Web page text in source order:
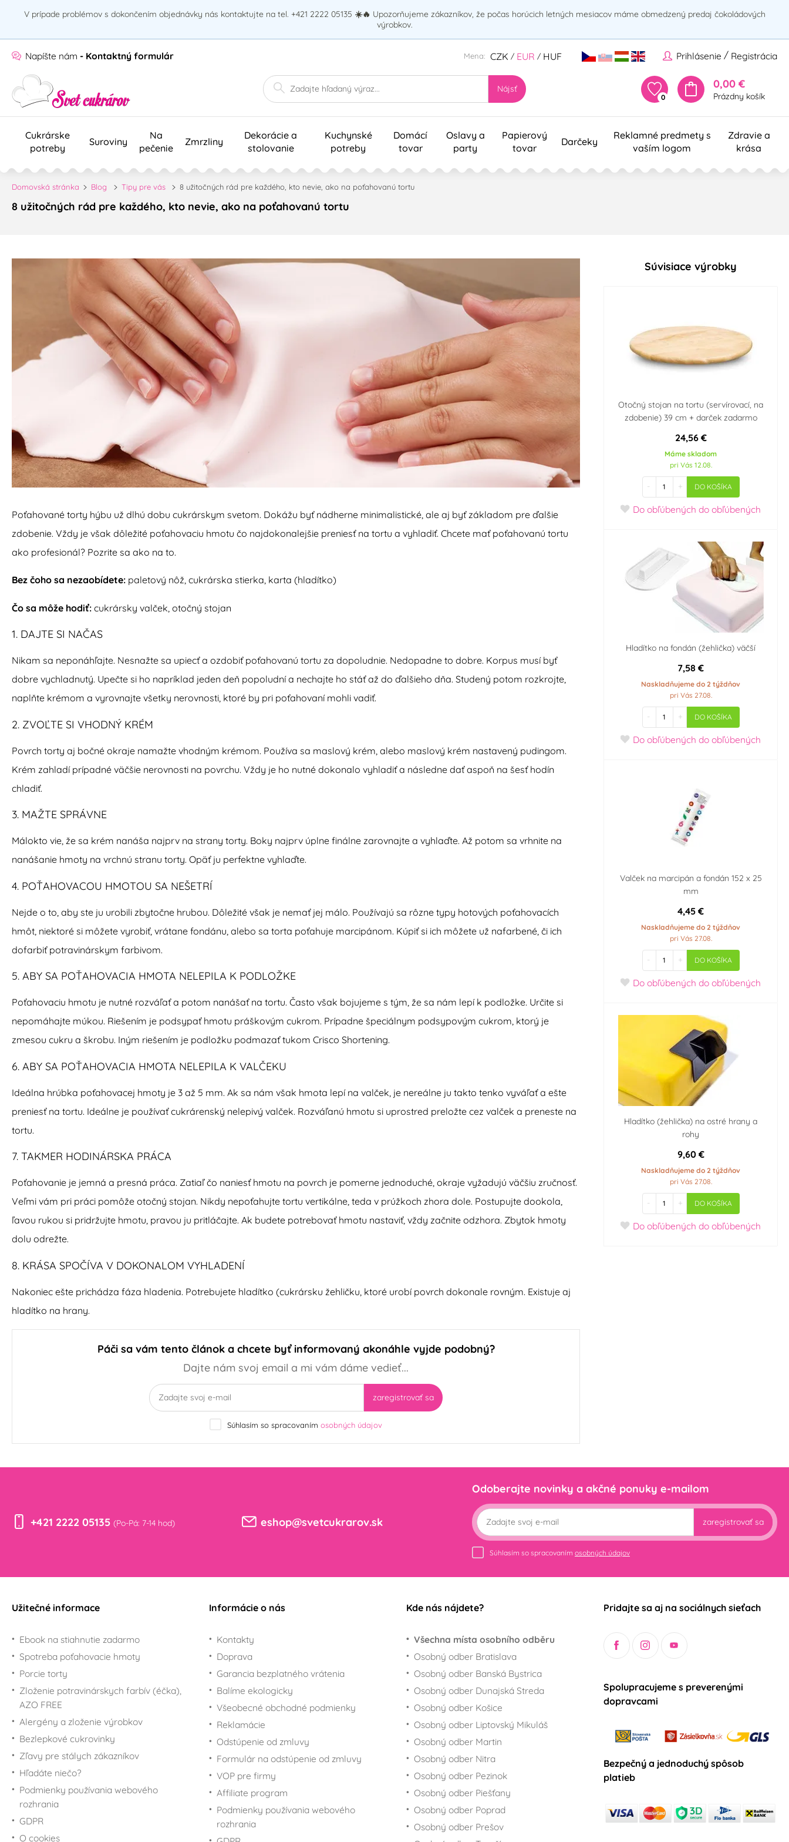
V prípade problémov s dokončením objednávky nás kontaktujte na tel. +421 2222 05135 ☀️🔥 Upozorňujeme zákazníkov, že počas horúcich letných mesiacov máme obmedzený predaj čokoládových
výrobkov.
Napíšte nám - Kontaktný formulár Prihlásenie / Registrácia
Mena: CZK / EUR / HUF
Nájsť
0
0,00 €
Prázdny košík
Cukrárske
potreby
Suroviny
Na
pečenie
Zmrzliny
Dekorácie a
stolovanie
Kuchynské
potreby
Domácí
tovar
Oslavy a
party
Papierový
tovar
Darčeky
Reklamné predmety s
vaším logom
Zdravie a
krása
Domovská stránka Blog Tipy pre vás 8 užitočných rád pre každého, kto nevie, ako na poťahovanú tortu
8 užitočných rád pre každého, kto nevie, ako na poťahovanú tortu
Poťahované torty hýbu už dlhú dobu cukrárskym svetom. Dokážu byť nádherne minimalistické, ale aj byť základom pre ďalšie
zdobenie. Vždy je však dôležité poťahovaciu hmotu čo najdokonalejšie preniesť na tortu a vyhladiť. Chcete mať poťahovanú tortu
ako profesionál? Pozrite sa ako na to.
Bez čoho sa nezaobídete: paletový nôž, cukrárska stierka, karta (hladítko)
Čo sa môže hodiť: cukrársky valček, otočný stojan
1. DAJTE SI NAČAS
Nikam sa neponáhľajte. Nesnažte sa upiecť a ozdobiť poťahovanú tortu za dopoludnie. Nedopadne to dobre. Korpus musí byť
dobre vychladnutý. Upečte si ho napríklad jeden deň popoludní a nechajte ho stáť až do ďalšieho dňa. Studený potom rozkrojte,
naplňte krémom a vyrovnajte všetky nerovnosti, ktoré by pri poťahovaní mohli vadiť.
2. ZVOĽTE SI VHODNÝ KRÉM
Povrch torty aj bočné okraje namažte vhodným krémom. Používa sa maslový krém, alebo maslový krém nastavený pudingom.
Krém zahladí prípadné väčšie nerovnosti na povrchu. Vždy je ho nutné dokonalo vyhladiť a následne dať aspoň na šesť hodín
chladiť.
3. MAŽTE SPRÁVNE
Málokto vie, že sa krém nanáša najprv na strany torty. Boky najprv úplne finálne zarovnajte a vyhlaďte. Až potom sa vrhnite na
nanášanie hmoty na vrchnú stranu torty. Opäť ju perfektne vyhlaďte.
4. POŤAHOVACOU HMOTOU SA NEŠETRÍ
Nejde o to, aby ste ju urobili zbytočne hrubou. Dôležité však je nemať jej málo. Používajú sa rôzne typy hotových poťahovacích
hmôt, niektoré si môžete vyrobiť, vrátane fondánu, alebo sa torta poťahuje marcipánom. Kúpiť si ich môžete už nafarbené, či ich
dofarbiť potravinárskym farbivom.
5. ABY SA POŤAHOVACIA HMOTA NELEPILA K PODLOŽKE
Poťahovaciu hmotu je nutné rozváľať a potom nanášať na tortu. Často však bojujeme s tým, že sa nám lepí k podložke. Určite si
nepomáhajte múkou. Riešením je podsypať hmotu práškovým cukrom. Prípadne špeciálnym podsypovým cukrom, ktorý je
zmesou cukru a škrobu. Iným riešením je podložku podmazať tukom Crisco Shortening.
6. ABY SA POŤAHOVACIA HMOTA NELEPILA K VALČEKU
Ideálna hrúbka poťahovacej hmoty je 3 až 5 mm. Ak sa nám však hmota lepí na valček, je nereálne ju takto tenko vyváľať a ešte
preniesť na tortu. Ideálne je používať cukrárenský nelepivý valček. Rozváľanú hmotu si uprostred preložte cez valček a preneste na
tortu.
7. TAKMER HODINÁRSKA PRÁCA
Poťahovanie je jemná a presná práca. Zatiaľ čo naniesť hmotu na povrch je pomerne jednoduché, okraje vyžadujú väčšiu zručnosť.
Veľmi vám pri práci pomôže otočný stojan. Nikdy nepoťahujte tortu vertikálne, teda v prúžkoch zhora dole. Postupujte dookola,
ľavou rukou si pridržujte hmotu, pravou ju pritláčajte. Ak budete potrebovať hmotu nastaviť, vždy začnite odzhora. Zbytok hmoty
dolu odrežte.
8. KRÁSA SPOČÍVA V DOKONALOM VYHLADENÍ
Nakoniec ešte prichádza fáza hladenia. Potrebujete hladítko (cukrársku žehličku, ktoré urobí povrch dokonale rovným. Existuje aj
hladítko na hrany.
Páči sa vám tento článok a chcete byť informovaný akonáhle vyjde podobný?
Dajte nám svoj email a mi vám dáme vedieť...
zaregistrovať sa
Súhlasím so spracovaním osobných údajov
Súvisiace výrobky
Otočný stojan na tortu (servírovací, na
zdobenie) 39 cm + darček zadarmo
24,56 €
Máme skladom
pri Vás 12.08.
- + DO KOŠÍKA
Do obľúbených do obľúbených
Hladítko na fondán (žehlička) väčší
7,58 €
Naskladňujeme do 2 týždňov
pri Vás 27.08.
- + DO KOŠÍKA
Do obľúbených do obľúbených
Valček na marcipán a fondán 152 x 25
mm
4,45 €
Naskladňujeme do 2 týždňov
pri Vás 27.08.
- + DO KOŠÍKA
Do obľúbených do obľúbených
Hladítko (žehlička) na ostré hrany a
rohy
9,60 €
Naskladňujeme do 2 týždňov
pri Vás 27.08.
- + DO KOŠÍKA
Do obľúbených do obľúbených
+421 2222 05135 (Po-Pá: 7-14 hod) eshop@svetcukrarov.sk
Odoberajte novinky a akčné ponuky e-mailom
zaregistrovať sa
Súhlasím so spracovaním osobných údajov
Užitečné informace
Ebook na stiahnutie zadarmo
Spotreba poťahovacie hmoty
Porcie torty
Zloženie potravinárskych farbív (éčka),
AZO FREE
Alergény a zloženie výrobkov
Bezlepkové cukrovinky
Zľavy pre stálych zákazníkov
Hľadáte niečo?
Podmienky používania webového
rozhrania
GDPR
O cookies
Informácie o nás
Kontakty
Doprava
Garancia bezplatného vrátenia
Balíme ekologicky
Všeobecné obchodné podmienky
Reklamácie
Odstúpenie od zmluvy
Formulár na odstúpenie od zmluvy
VOP pre firmy
Affiliate program
Podmienky používania webového
rozhrania
Kde nás nájdete?
Všechna místa osobního odběru
Osobný odber Bratislava
Osobný odber Banská Bystrica
Osobný odber Dunajská Streda
Osobný odber Košice
Osobný odber Liptovský Mikuláš
Osobný odber Martin
Osobný odber Nitra
Osobný odber Pezinok
Osobný odber Piešťany
Osobný odber Poprad
Osobný odber Prešov
Pridajte sa aj na sociálnych sieťach
Spolupracujeme s preverenými
dopravcami
Bezpečný a jednoduchý spôsob
platieb